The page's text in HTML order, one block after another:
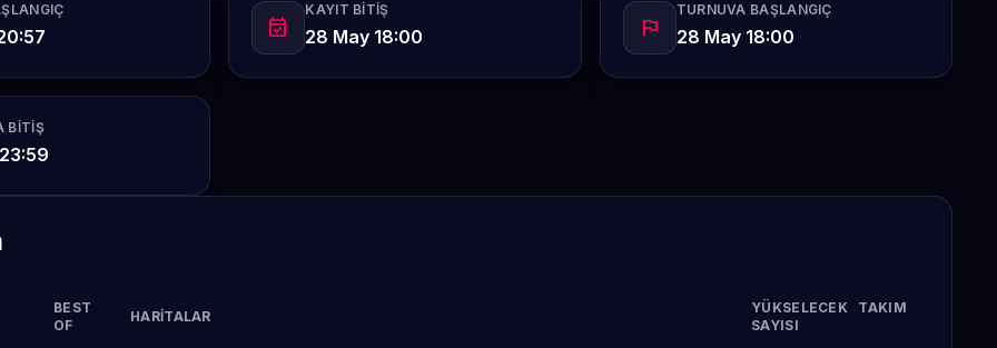
event_available
KAYIT BITIŞ
28 May 18:00 flag
TURNUVA BAŞLANGIÇ
28 May 18:00
BITIŞ
BEST
OF
HARITALAR
YÜKSELECEK TAKIM
SAYISI